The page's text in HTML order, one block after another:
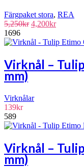
Färgpaket stora, REA
5,250kr Det
priset
5,250kr.
4,200krDet
priset
4,200kr.
1696
Virknål –
mm)
Virknålar
139kr
589
Virknål –
mm)